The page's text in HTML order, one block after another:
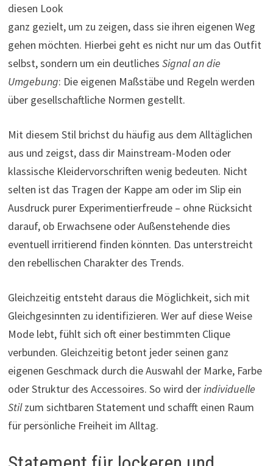
diesen Look
ganz gezielt, um zu zeigen, dass sie ihren eigenen Weg
gehen möchten. Hierbei geht es nicht nur um das Outfit
selbst, sondern um ein deutliches Signal an die
Umgebung: Die eigenen Maßstäbe und Regeln werden
über gesellschaftliche Normen gestellt.
Mit diesem Stil brichst du häufig aus dem Alltäglichen
aus und zeigst, dass dir Mainstream-Moden oder
klassische Kleidervorschriften wenig bedeuten. Nicht
selten ist das Tragen der Kappe am oder im Slip ein
Ausdruck purer Experimentierfreude – ohne Rücksicht
darauf, ob Erwachsene oder Außenstehende dies
eventuell irritierend finden könnten. Das unterstreicht
den rebellischen Charakter des Trends.
Gleichzeitig entsteht daraus die Möglichkeit, sich mit
Gleichgesinnten zu identifizieren. Wer auf diese Weise
Mode lebt, fühlt sich oft einer bestimmten Clique
verbunden. Gleichzeitig betont jeder seinen ganz
eigenen Geschmack durch die Auswahl der Marke, Farbe
oder Struktur des Accessoires. So wird derindividuelle
Stilzum sichtbaren Statement und schafft einen Raum
für persönliche Freiheit im Alltag.